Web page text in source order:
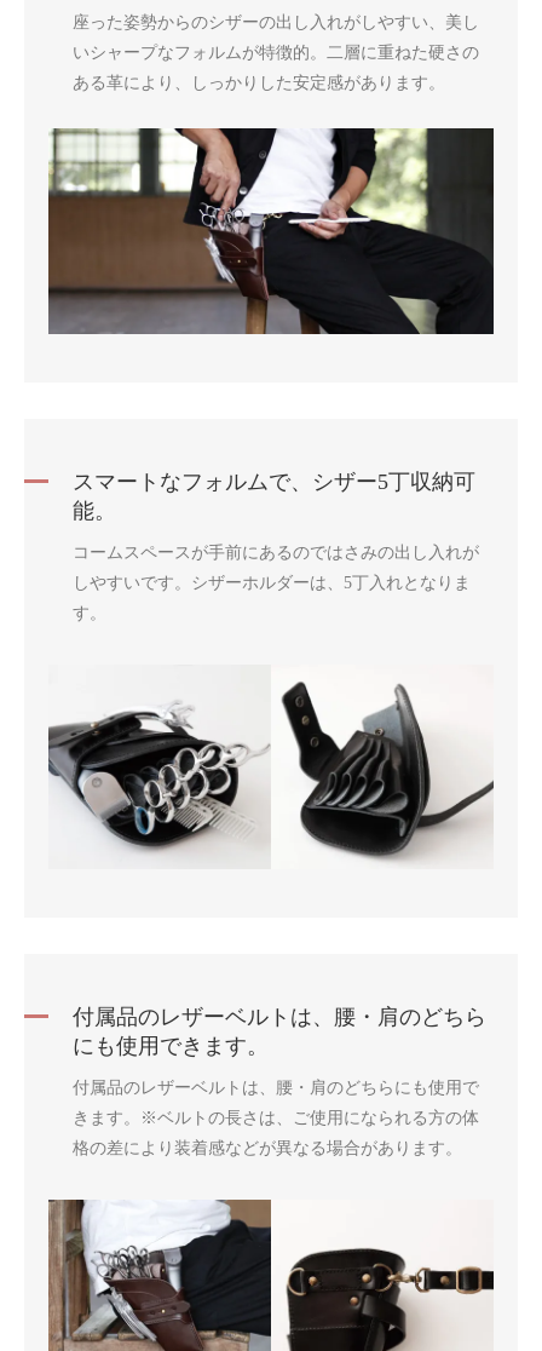
座った姿勢からのシザーの出し入れがしやすい、美し
いシャープなフォルムが特徴的。二層に重ねた硬さの
ある革により、しっかりした安定感があります。
スマートなフォルムで、シザー5丁収納可
能。
コームスペースが手前にあるのではさみの出し入れが
しやすいです。シザーホルダーは、5丁入れとなりま
す。
付属品のレザーベルトは、腰・肩のどちら
にも使用できます。
付属品のレザーベルトは、腰・肩のどちらにも使用で
きます。※ベルトの長さは、ご使用になられる方の体
格の差により装着感などが異なる場合があります。